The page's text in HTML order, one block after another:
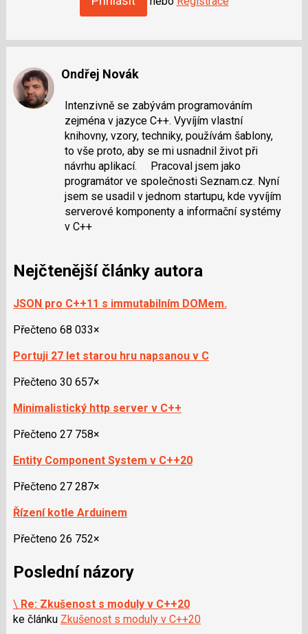
Ondřej Novák
Intenzivně se zabývám programováním
zejména v jazyce C++. Vyvíjím vlastní
knihovny, vzory, techniky, používám šablony,
to vše proto, aby se mi usnadnil život při
návrhu aplikací. Pracoval jsem jako
programátor ve společnosti Seznam.cz. Nyní
jsem se usadil v jednom startupu, kde vyvíjím
serverové komponenty a informační systémy
v C++
Nejčtenější články autora
JSON pro C++11 s immutabilním DOMem.
Přečteno 68 033×
Portuji 27 let starou hru napsanou v C
Přečteno 30 657×
Minimalistický http server v C++
Přečteno 27 758×
Entity Component System v C++20
Přečteno 27 287×
Řízení kotle Arduinem
Přečteno 26 752×
Poslední názory
\ Re: Zkušenost s moduly v C++20
ke článku Zkušenost s moduly v C++20